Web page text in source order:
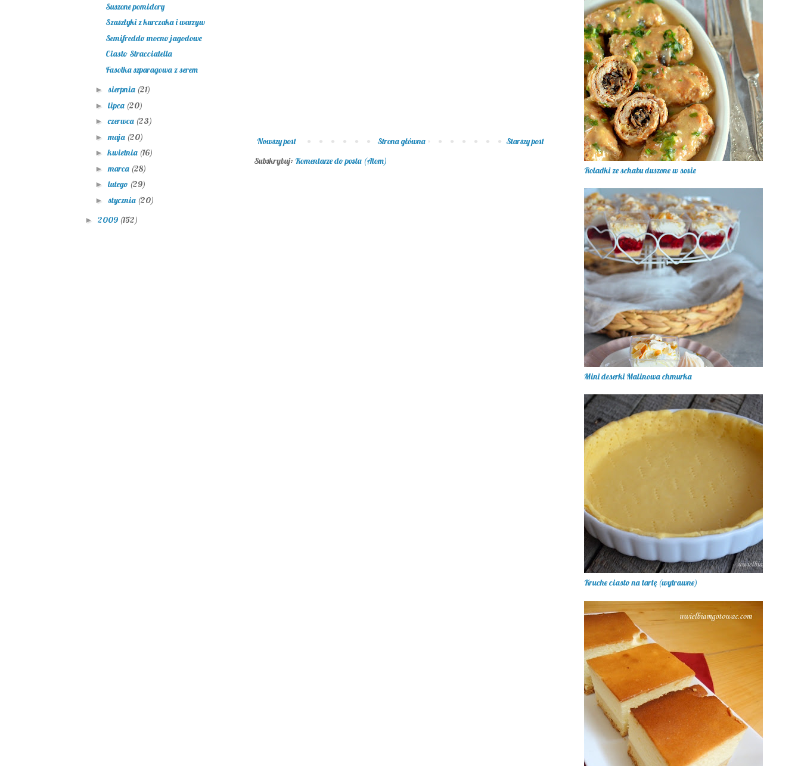
Nowszy post Starszy post
Strona główna
Subskrybuj: Komentarze do posta (Atom)
Suszone pomidory
Szaszłyki z kurczaka i warzyw
Semifreddo mocno jagodowe
Ciasto Stracciatella
Fasolka szparagowa z serem
► sierpnia (21)
► lipca (20)
►czerwca (23)
► maja (20)
►kwietnia (16)
► marca (28)
► lutego (29)
► stycznia (20)
► 2009 (152)
Roladki ze schabu duszone w sosie
Mini deserki Malinowa chmurka
Kruche ciasto na tartę (wytrawne)